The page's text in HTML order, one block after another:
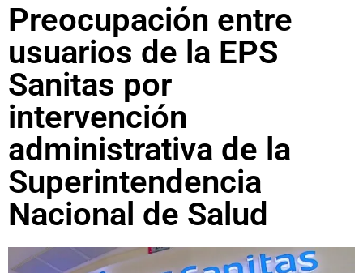
Preocupación entre
usuarios de la EPS
Sanitas por
intervención
administrativa de la
Superintendencia
Nacional de Salud